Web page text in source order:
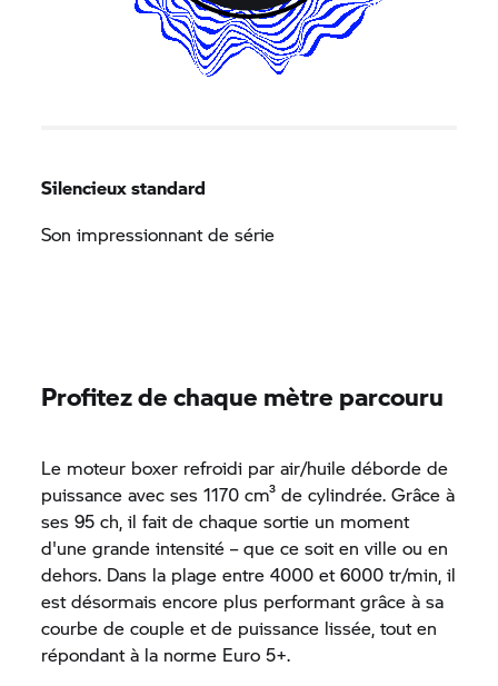
Silencieux standard
Son impressionnant de série
Profitez de chaque mètre parcouru
Le moteur boxer refroidi par air/huile déborde de
puissance avec ses 1170 cm³ de cylindrée. Grâce à
ses 95 ch, il fait de chaque sortie un moment
d'une grande intensité – que ce soit en ville ou en
dehors. Dans la plage entre 4000 et 6000 tr/min, il
est désormais encore plus performant grâce à sa
courbe de couple et de puissance lissée, tout en
répondant à la norme Euro 5+.